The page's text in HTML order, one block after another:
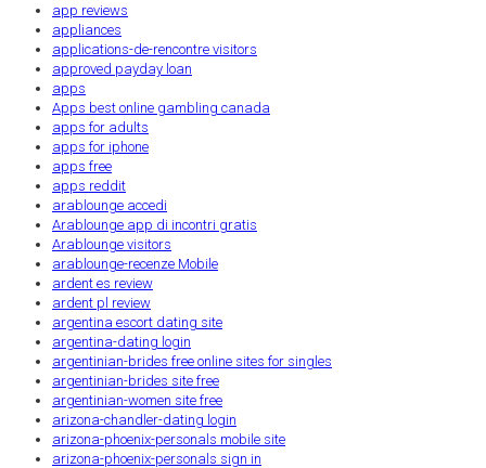
app reviews
appliances
applications-de-rencontre visitors
approved payday loan
apps
Apps best online gambling canada
apps for adults
apps for iphone
apps free
apps reddit
arablounge accedi
Arablounge app di incontri gratis
Arablounge visitors
arablounge-recenze Mobile
ardent es review
ardent pl review
argentina escort dating site
argentina-dating login
argentinian-brides free online sites for singles
argentinian-brides site free
argentinian-women site free
arizona-chandler-dating login
arizona-phoenix-personals mobile site
arizona-phoenix-personals sign in